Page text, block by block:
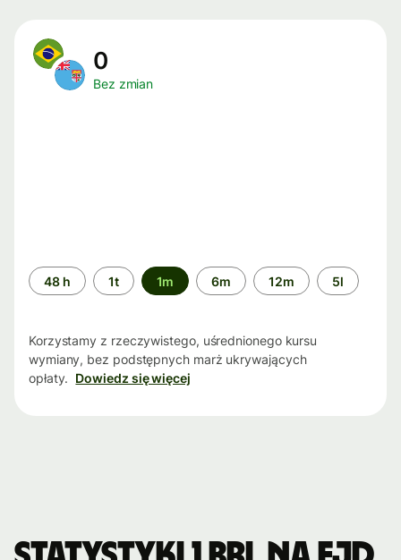
0
Bez zmian
Przedział
czasu
48 h 1t 1m 6m 12m 5l
Korzystamy z rzeczywistego, uśrednionego kursu
wymiany, bez podstępnych marż ukrywających
opłaty. Dowiedz się więcej